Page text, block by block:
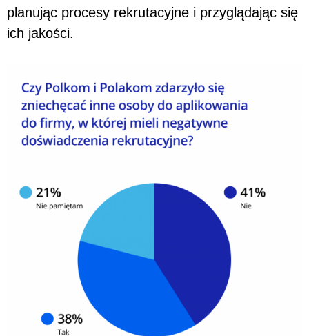
planując procesy rekrutacyjne i przyglądając się
ich jakości.